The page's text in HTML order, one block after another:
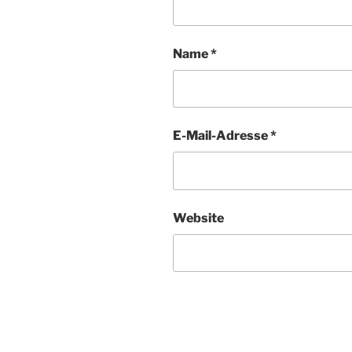
Name*
E-Mail-Adresse*
Website